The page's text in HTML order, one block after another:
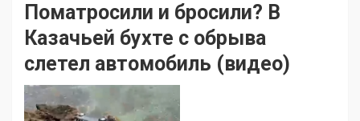
Поматросили и бросили? В
Казачьей бухте с обрыва
слетел автомобиль (видео)